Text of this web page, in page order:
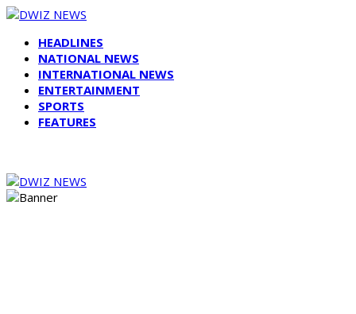
HEADLINES
NATIONAL NEWS
INTERNATIONAL NEWS
ENTERTAINMENT
SPORTS
FEATURES